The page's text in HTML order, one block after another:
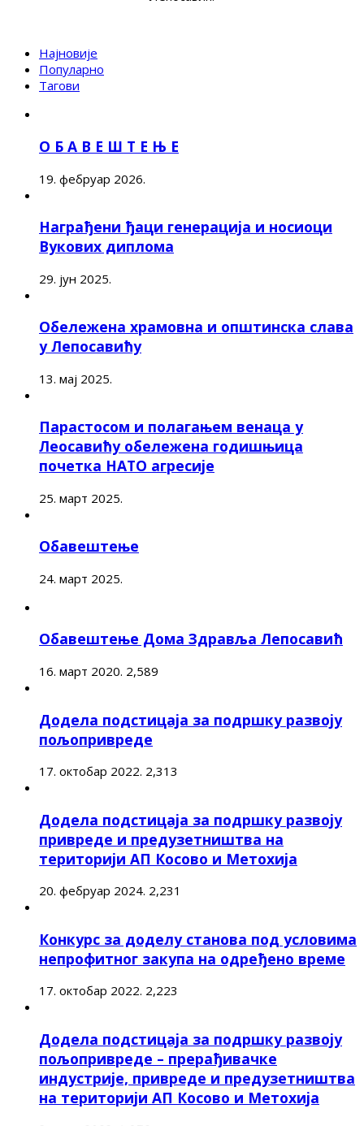
Најновије
Популарно
Тагови
О Б А В Е Ш Т Е Њ Е
19. фебруар 2026.
Награђени ђаци генерација и носиоци
Вукових диплома
29. јун 2025.
Обележена храмовна и општинска слава
у Лепосавићу
13. мај 2025.
Парастосом и полагањем венаца у
Леосавићу обележена годишњица
почетка НАТО агресије
25. март 2025.
Обавештење
24. март 2025.
Обавештење Дома Здравља Лепосавић
16. март 2020. 2,589
Додела подстицаја за подршку развоју
пољопривреде
17. октобар 2022. 2,313
Додела подстицаја за подршку развоју
привреде и предузетништва на
територији АП Косово и Метохија
20. фебруар 2024. 2,231
Конкурс за доделу станова под условима
непрофитног закупа на одређено време
17. октобар 2022. 2,223
Додела подстицаја за подршку развоју
пољопривреде – прерађивачке
индустрије, привреде и предузетништва
на територији АП Косово и Метохија